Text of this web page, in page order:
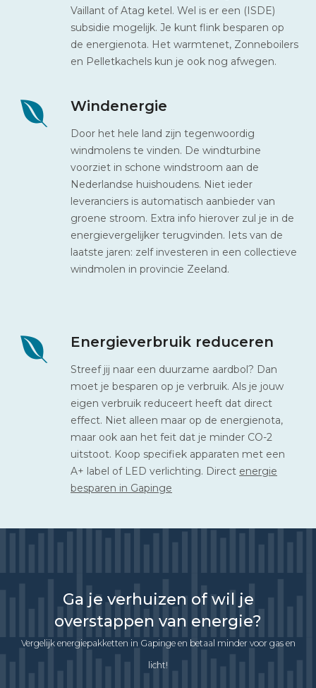
Vaillant of Atag ketel. Wel is er een (ISDE)
subsidie mogelijk. Je kunt flink besparen op
de energienota. Het warmtenet, Zonneboilers
en Pelletkachels kun je ook nog afwegen.
Windenergie
Door het hele land zijn tegenwoordig
windmolens te vinden. De windturbine
voorziet in schone windstroom aan de
Nederlandse huishoudens. Niet ieder
leveranciers is automatisch aanbieder van
groene stroom. Extra info hierover zul je in de
energievergelijker terugvinden. Iets van de
laatste jaren: zelf investeren in een collectieve
windmolen in provincie Zeeland.
Energieverbruik reduceren
Streef jij naar een duurzame aardbol? Dan
moet je besparen op je verbruik. Als je jouw
eigen verbruik reduceert heeft dat direct
effect. Niet alleen maar op de energienota,
maar ook aan het feit dat je minder CO-2
uitstoot. Koop specifiek apparaten met een
A+ label of LED verlichting. Direct energie
besparen in Gapinge
Ga je verhuizen of wil je
overstappen van energie?
Vergelijk energiepakketten in Gapinge en betaal minder voor gas en
licht!